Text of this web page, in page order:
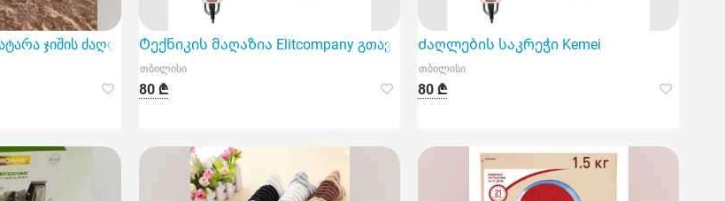
Kemei მოდელის სახელით KM-Cw18.
ჯიშის ძაღლებისთვისᲢექნიკის მაღაზია Elitcompany გთავაზობთ ძაღლის ბეწვის საკრეჭს,
თბილისი
80 ₾
Ძაღლების საკრეჭი Kemei
თბილისი
80 ₾